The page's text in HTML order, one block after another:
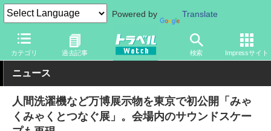
Powered by Translate
カテゴリ 過去記事 検索 Impressサイト
トラベル Watch イベント 国際博覧会 2025年大阪・関西万博
ニュース
人間洗濯機など万博展示物を東京で初公開「みゃ
くみゃくとつなぐ展」。会場内のサウンドスケー